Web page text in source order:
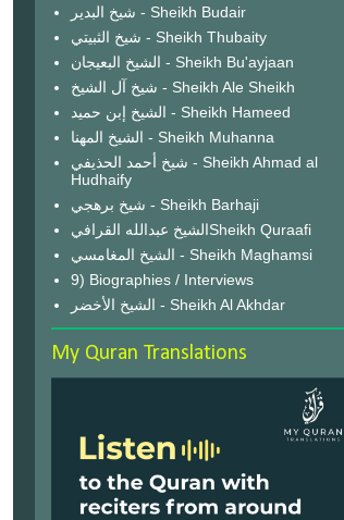
شيخ البدير - Sheikh Budair
شيخ الثبيتي - Sheikh Thubaity
الشيخ البعيجان - Sheikh Bu'ayjaan
شيخ آل الشيخ - Sheikh Ale Sheikh
الشيخ إبن حميد - Sheikh Hameed
الشيخ المهنا - Sheikh Muhanna
شيخ أحمد الحذيفي - Sheikh Ahmad al
Hudhaify
شيخ برهجي - Sheikh Barhaji
الشيخ عبدالله القرافيSheikh Quraafi
الشيخ المغامسي - Sheikh Maghamsi
9) Biographies / Interviews
الشيخ الأخضر - Sheikh Al Akhdar
My Quran Translations